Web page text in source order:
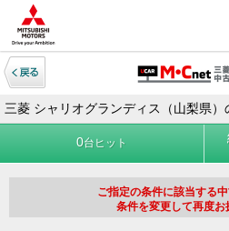
三菱 シャリオグランディス（山梨県）
0台ヒット
ご指定の条件に該当する中
条件を変更して再度お